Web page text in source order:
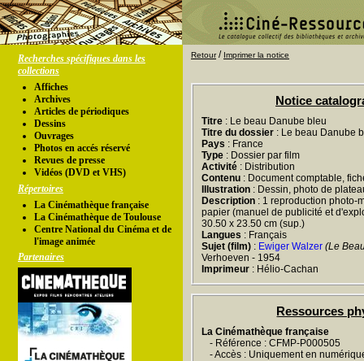
Recherches spécifiques dans les
collections
Affiches
Archives
Articles de périodiques
Dessins
Ouvrages
Photos en accés réservé
Revues de presse
Vidéos (DVD et VHS)
Répertoires
La Cinémathèque française
La Cinémathèque de Toulouse
Centre National du Cinéma et de
l'image animée
Partenaires
Retour/ Imprimer la notice
Notice
Titre : Le beau Danube bleu
Titre du dossier : Le beau Danube
Pays : France
Type : Dossier par film
Activité : Distribution
Contenu : Document comptable,
Illustration : Dessin, photo de
Description : 1 reproduction photo-
papier (manuel de publicité et
30.50 x 23.50 cm (sup.)
Langues : Français
Sujet (film) : Ewiger Walzer (Le
Verhoeven - 1954
Imprimeur : Hélio-Cachan
Ressources
La Cinémathèque française
- Référence : CFMP-P000505
- Accès : Uniquement en